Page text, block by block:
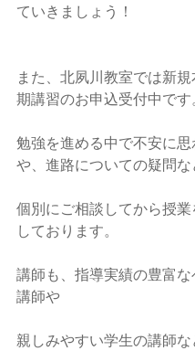
ていきましょう！
また、北夙川教室では新
期講習のお申込受付中です。
勉強を進める中で不安に思
や、進路についての疑問な
個別にご相談してから授業
しております。
講師も、指導実績の豊富
講師や
親しみやすい学生の講師